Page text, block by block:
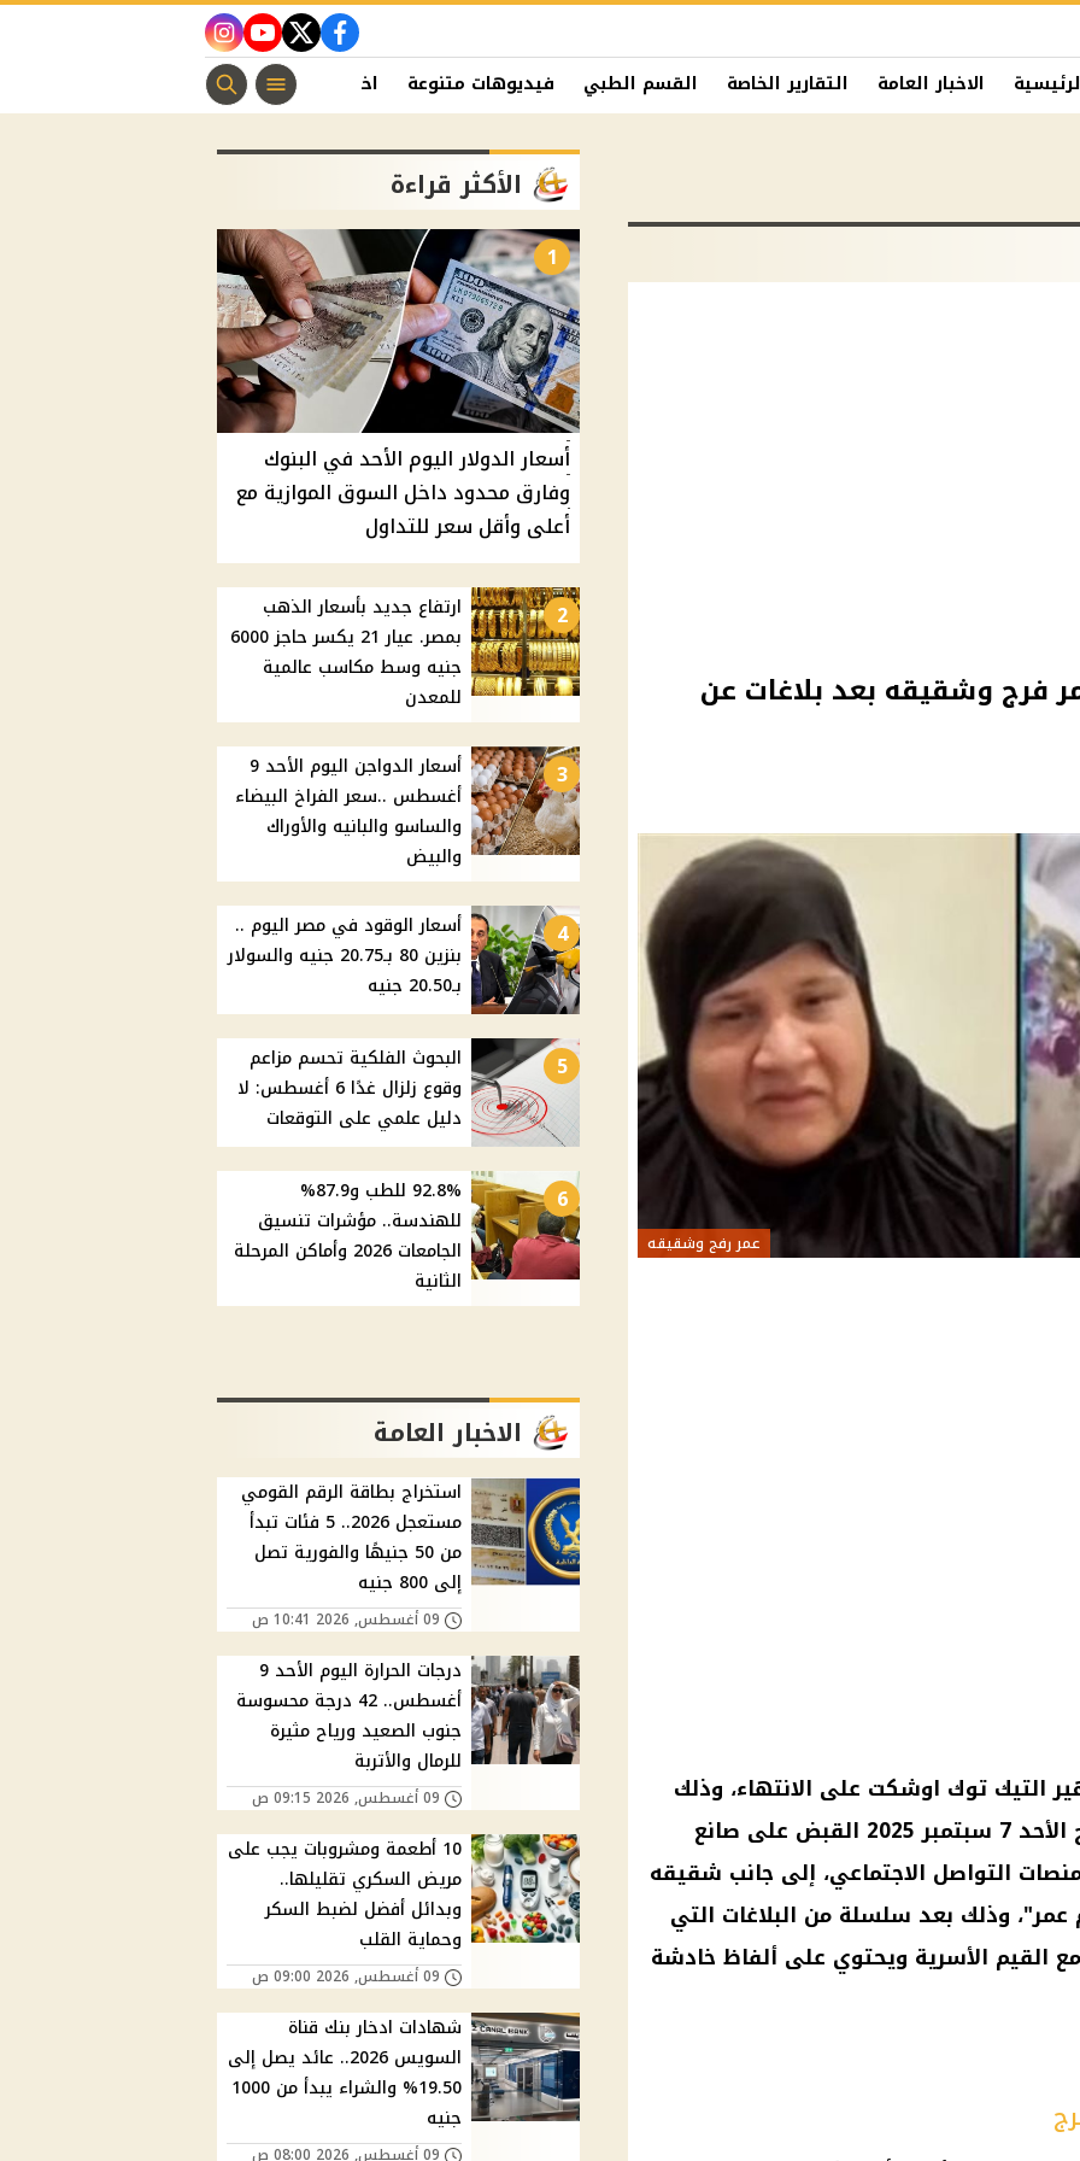
facebook
twitter
youtube
instagram
الاخبار العامة التقارير الخاصة القسم الطبي فيديوهات متنوعة اخبار الفن منوعات مسيحية
فرج وشقيقه بعد بلاغات عن
عمر رفج وشقيقه
التيك توك اوشكت على الانتهاء، وذلك
ألقت الأجهزة الأمنية صباح الأحد 7 سبتمبر 2025 القبض على صانع
التواصل الاجتماعي، إلى جانب شقيقه
وذلك بعد سلسلة من البلاغات التي
القيم الأسرية ويحتوي على ألفاظ خادشة
الأكثر قراءة
1
أسعار الدولار اليوم الأحد في البنوك
وفارق محدود داخل السوق الموازية مع
أعلى وأقل سعر للتداول
2
ارتفاع جديد بأسعار الذهب
بمصر. عيار 21 يكسر حاجز 6000
جنيه وسط مكاسب عالمية
للمعدن
3
أسعار الدواجن اليوم الأحد 9
أغسطس ..سعر الفراخ البيضاء
والساسو والبانيه والأوراك
والبيض
4
أسعار الوقود في مصر اليوم ..
بنزين 80 بـ20.75 جنيه والسولار
بـ20.50 جنيه
5
البحوث الفلكية تحسم مزاعم
وقوع زلزال غدًا 6 أغسطس: لا
دليل علمي على التوقعات
6
92.8% للطب و87.9%
للهندسة.. مؤشرات تنسيق
الجامعات 2026 وأماكن المرحلة
الثانية
الاخبار العامة
استخراج بطاقة الرقم القومي
مستعجل 2026.. 5 فئات تبدأ
من 50 جنيهًا والفورية تصل
إلى 800 جنيه
09 أغسطس, 2026 10:41 ص
درجات الحرارة اليوم الأحد 9
أغسطس.. 42 درجة محسوسة
جنوب الصعيد ورياح مثيرة
للرمال والأتربة
09 أغسطس, 2026 09:15 ص
10 أطعمة ومشروبات يجب على
مريض السكري تقليلها..
وبدائل أفضل لضبط السكر
وحماية القلب
09 أغسطس, 2026 09:00 ص
شهادات ادخار بنك قناة
السويس 2026.. عائد يصل إلى
19.50% والشراء يبدأ من 1000
جنيه
09 أغسطس, 2026 08:00 ص